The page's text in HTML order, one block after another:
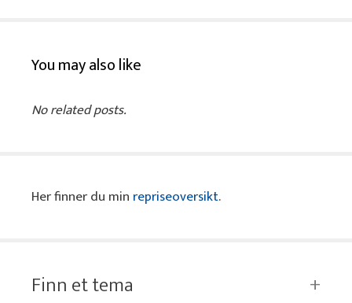
You may also like
No related posts.
Her finner du min repriseoversikt.
Finn et tema